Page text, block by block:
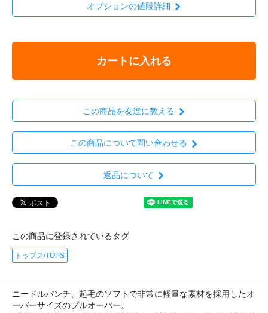
オプションの値段詳細
カートに入れる
この商品を友達に教える
この商品について問い合わせる
返品について
この商品に登録されているタグ
トップス/TOPS
ニードルパンチ、起毛のソフトで非常に軽量な素材を採用したオ
ーバーサイズのプルオーバー。